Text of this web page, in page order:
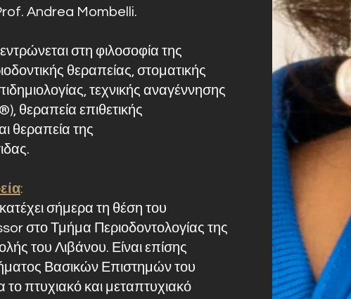
Andrea Mombelli.
στη φιλοσοφία της
θεραπείας, στοματικής
τεχνικής αναγέννησης
θεραπεία επιθετικής
θεραπεία της
:
σήμερα τη θέση του
στο Τμήμα Περιοδοντολογίας της
του Λιβάνου. Είναι επίσης
Βασικών Επιστημών του
το πτυχιακό και μεταπτυχιακό